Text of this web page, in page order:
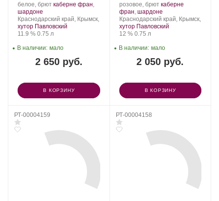
Производитель:
Olymp
Winery.
белое, брют .
винограда:
каберне фран,
шардоне
Регион:
Краснодарский край, Крымск,
хутор Павловский
Крепость
11.9 %. Объем
0.75 л
2 650 руб.
В наличии: мало
В КОРЗИНУ
Производитель:
Olymp
Winery.
розовое, брют .
Сорт
винограда:
каберне
фран, шардоне.
Регион:
Краснодарский край, Крымск,
хутор Павловский
Крепость
12 %. Объем
0.75 л
2 050 руб.
В наличии: мало
В КОРЗИНУ
РТ-00004159 РТ-00004158